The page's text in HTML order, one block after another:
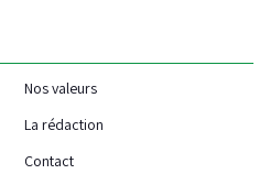
Nos valeurs
La rédaction
Contact